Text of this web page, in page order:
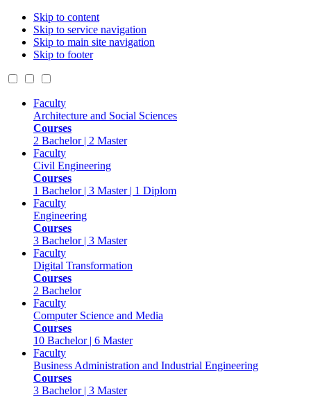
Skip to content
Skip to service navigation
Skip to main site navigation
Skip to footer
Faculty
Architecture and Social Sciences
Courses
2 Bachelor | 2 Master
Faculty
Civil Engineering
Courses
1 Bachelor | 3 Master | 1 Diplom
Faculty
Engineering
Courses
3 Bachelor | 3 Master
Faculty
Digital Transformation
Courses
2 Bachelor
Faculty
Computer Science and Media
Courses
10 Bachelor | 6 Master
Faculty
Business Administration and Industrial Engineering
Courses
3 Bachelor | 3 Master